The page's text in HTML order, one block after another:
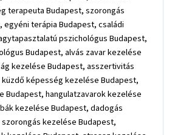
terapeuta Budapest, szorongás
terápia Budapest, családi
pszichológus Budapest,
Budapest, alvás zavar kezelése
kezelése Budapest, asszertivitás
képesség kezelése Budapest,
Budapest, hangulatzavarok kezelése
kezelése Budapest, dadogás
kezelése Budapest,